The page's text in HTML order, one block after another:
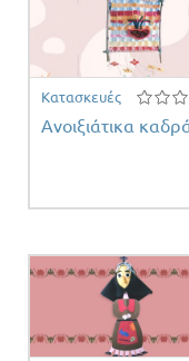
Κατασκευές
Ανοιξιάτικα